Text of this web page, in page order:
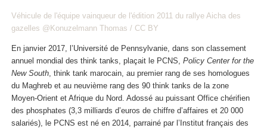
Véhicule de l'équipe vainqueur de l'édition 2011 du rallye Aicha des
gazelles @Konuzelmann Thomas / CC BY
En janvier 2017, l’Université de Pennsylvanie, dans son classement
annuel mondial des think tanks, plaçait le PCNS, Policy Center for the
New South , think tank marocain, au premier rang de ses homologues
du Maghreb et au neuvième rang des 90 think tanks de la zone
Moyen-Orient et Afrique du Nord. Adossé au puissant Office chérifien
des phosphates (3,3 milliards d’euros de chiffre d’affaires et 20 000
salariés), le PCNS est né en 2014, parrainé par l’Institut français des